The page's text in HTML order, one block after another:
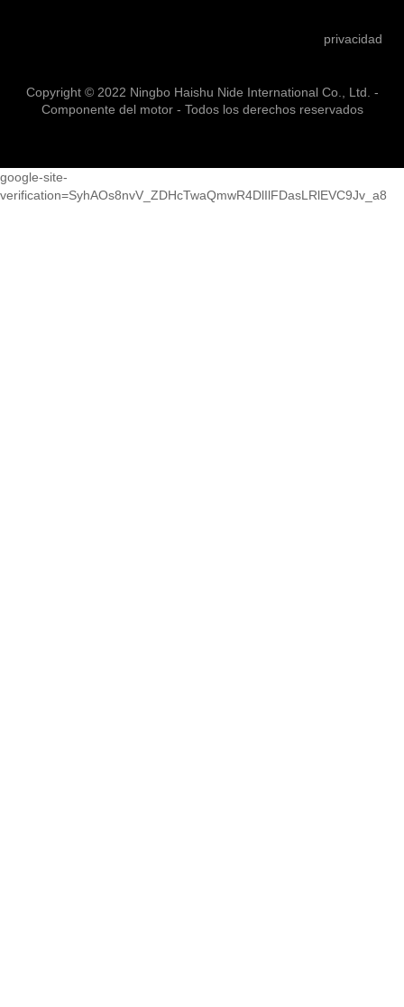
privacidad
Copyright © 2022 Ningbo Haishu Nide International Co., Ltd. -
Componente del motor - Todos los derechos reservados
google-site-
verification=SyhAOs8nvV_ZDHcTwaQmwR4DlIlFDasLRlEVC9Jv_a8